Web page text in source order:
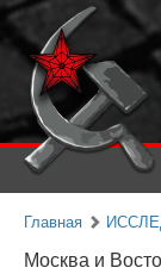
Главная
Москва и